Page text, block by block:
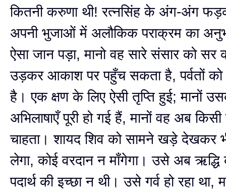
कितनी करुणा थी! रत्नसिंह के अंग-अंग
अपनी भुजाओं में अलौकिक पराक्रम का
ऐसा जान पड़ा, मानो वह सारे संसार को
उड़कर आकाश पर पहुँच सकता है, पर्वतों को
है। एक क्षण के लिए ऐसी तृप्ति हुई; मानों
अभिलाषाएँ पूरी हो गई हैं, मानों वह अब
चाहता। शायद शिव को सामने खड़े देखकर
लेगा, कोई वरदान न माँगेगा। उसे अब ऋद्धि
पदार्थ की इच्छा न थी। उसे गर्व हो रहा था,